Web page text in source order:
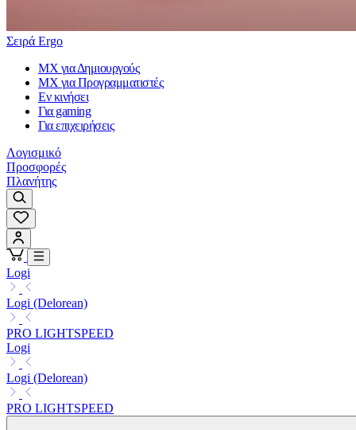
Σειρά Ergo
MX για Δημιουργούς
MX για Προγραμματιστές
Εν κινήσει
Για gaming
Για επιχειρήσεις
Λογισμικό
Προσφορές
Πλανήτης
Logi
Logi (Delorean)
PRO LIGHTSPEED
Logi
Logi (Delorean)
PRO LIGHTSPEED